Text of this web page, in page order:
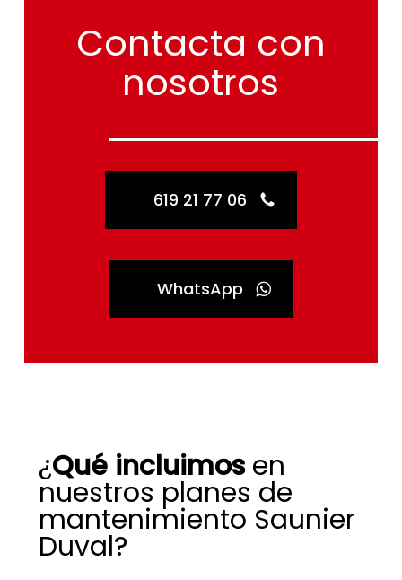
Contacta con
nosotros
619 21 77 06
WhatsApp
¿Qué incluimosen
nuestros planes de
mantenimiento Saunier
Duval?